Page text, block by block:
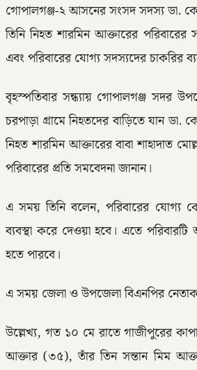
গোপালগঞ্জ-২ আসনের সংসদ সদস্য ডা.
তিনি নিহত শারমিন আক্তারের
এবং পরিবারের যোগ্য সদস্যদের চাকরির
বৃহস্পতিবার সন্ধ্যায় গোপালগঞ্জ সদর
চরপাড়া গ্রামে নিহতদের বাড়িতে যান ডা.
নিহত শারমিন আক্তারের বাবা শাহাদাত
পরিবারের প্রতি সমবেদনা জানান।
এ সময় তিনি বলেন, পরিবারের যোগ্য
ব্যবস্থা করে দেওয়া হবে। এতে পরিবারটি
হতে পারবে।
এ সময় জেলা ও উপজেলা বিএনপির
উল্লেখ্য, গত ১০ মে রাতে গাজীপুরের
আক্তার (৩৫), তাঁর তিন সন্তান মিম